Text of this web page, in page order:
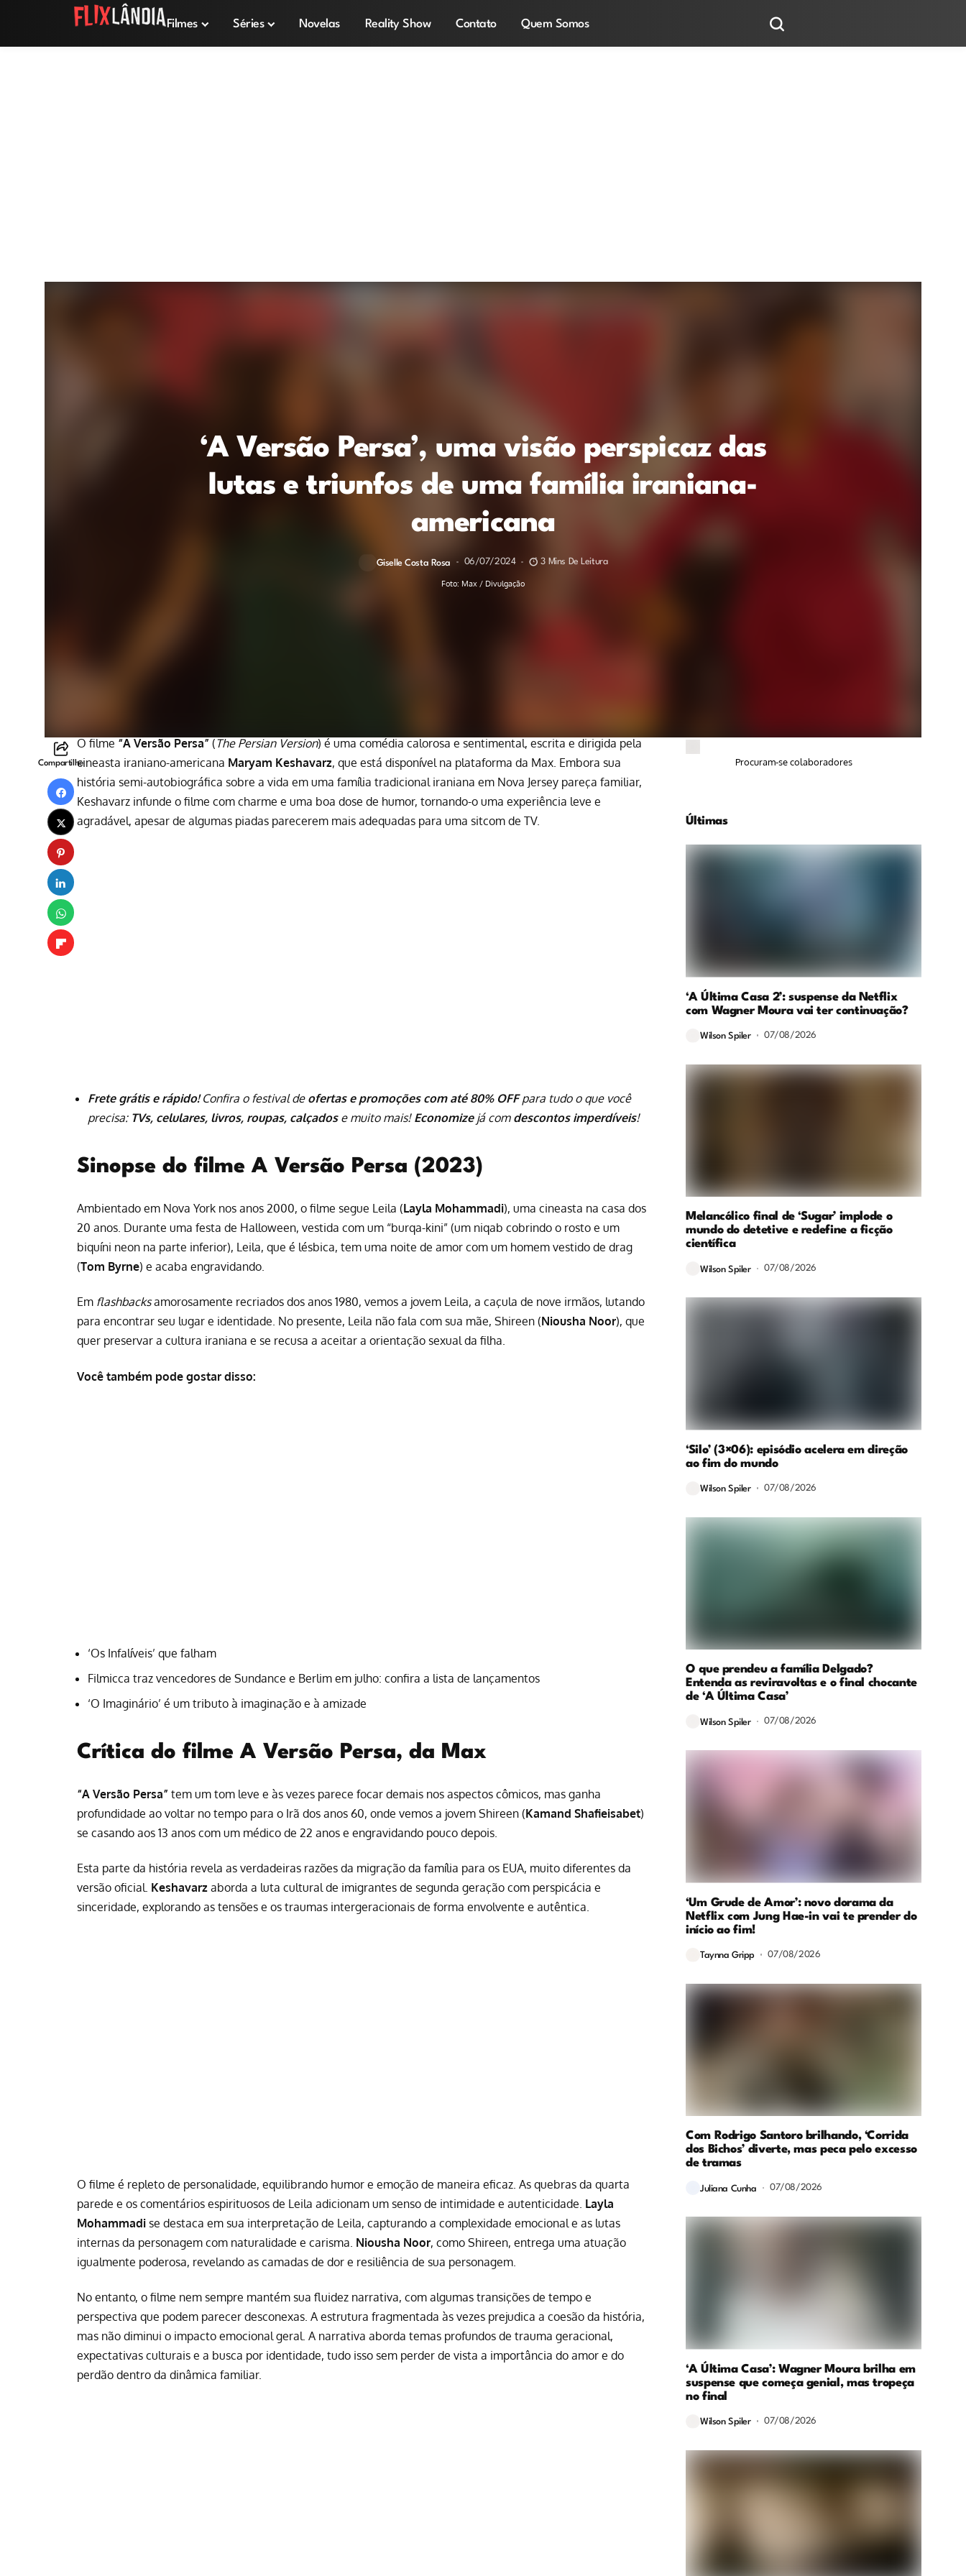
Filmes Séries Novelas Reality Show Contato Quem Somos
‘A Versão Persa’, uma visão perspicaz das
lutas e triunfos de uma família iraniana-
americana
Giselle Costa Rosa 06/07/2024 3 Mins De Leitura
Foto: Max / Divulgação
Compartilhe
O filme “A Versão Persa” (The Persian Version) é uma comédia calorosa e sentimental, escrita e dirigida pela
cineasta iraniano-americana Maryam Keshavarz, que está disponível na plataforma da Max. Embora sua
história semi-autobiográfica sobre a vida em uma família tradicional iraniana em Nova Jersey pareça familiar,
Keshavarz infunde o filme com charme e uma boa dose de humor, tornando-o uma experiência leve e
agradável, apesar de algumas piadas parecerem mais adequadas para uma sitcom de TV.
Frete grátis e rápido!Confira o festival de ofertas e promoções com até 80% OFFpara tudo o que você
precisa: TVs, celulares, livros, roupas, calçadose muito mais! Economizejá com descontos imperdíveis!
Sinopse do filme A Versão Persa (2023)
Ambientado em Nova York nos anos 2000, o filme segue Leila (Layla Mohammadi), uma cineasta na casa dos
20 anos. Durante uma festa de Halloween, vestida com um “burqa-kini” (um niqab cobrindo o rosto e um
biquíni neon na parte inferior), Leila, que é lésbica, tem uma noite de amor com um homem vestido de drag
(Tom Byrne) e acaba engravidando.
Em flashbacksamorosamente recriados dos anos 1980, vemos a jovem Leila, a caçula de nove irmãos, lutando
para encontrar seu lugar e identidade. No presente, Leila não fala com sua mãe, Shireen (Niousha Noor), que
quer preservar a cultura iraniana e se recusa a aceitar a orientação sexual da filha.
Você também pode gostar disso:
‘Os Infalíveis’ que falham
Filmicca traz vencedores de Sundance e Berlim em julho: confira a lista de lançamentos
‘O Imaginário’ é um tributo à imaginação e à amizade
Crítica do filme A Versão Persa, da Max
“A Versão Persa” tem um tom leve e às vezes parece focar demais nos aspectos cômicos, mas ganha
profundidade ao voltar no tempo para o Irã dos anos 60, onde vemos a jovem Shireen (Kamand Shafieisabet)
se casando aos 13 anos com um médico de 22 anos e engravidando pouco depois.
Esta parte da história revela as verdadeiras razões da migração da família para os EUA, muito diferentes da
versão oficial. Keshavarz aborda a luta cultural de imigrantes de segunda geração com perspicácia e
sinceridade, explorando as tensões e os traumas intergeracionais de forma envolvente e autêntica.
O filme é repleto de personalidade, equilibrando humor e emoção de maneira eficaz. As quebras da quarta
parede e os comentários espirituosos de Leila adicionam um senso de intimidade e autenticidade. Layla
Mohammadi se destaca em sua interpretação de Leila, capturando a complexidade emocional e as lutas
internas da personagem com naturalidade e carisma. Niousha Noor, como Shireen, entrega uma atuação
igualmente poderosa, revelando as camadas de dor e resiliência de sua personagem.
No entanto, o filme nem sempre mantém sua fluidez narrativa, com algumas transições de tempo e
perspectiva que podem parecer desconexas. A estrutura fragmentada às vezes prejudica a coesão da história,
mas não diminui o impacto emocional geral. A narrativa aborda temas profundos de trauma geracional,
expectativas culturais e a busca por identidade, tudo isso sem perder de vista a importância do amor e do
perdão dentro da dinâmica familiar.
Procuram-se colaboradores
Últimas
‘A Última Casa 2’: suspense da Netflix
com Wagner Moura vai ter continuação?
Wilson Spiler 07/08/2026
Melancólico final de ‘Sugar’ implode o
mundo do detetive e redefine a ficção
científica
Wilson Spiler 07/08/2026
‘Silo’ (3×06): episódio acelera em direção
ao fim do mundo
Wilson Spiler 07/08/2026
O que prendeu a família Delgado?
Entenda as reviravoltas e o final chocante
de ‘A Última Casa’
Wilson Spiler 07/08/2026
‘Um Grude de Amor’: novo dorama da
Netflix com Jung Hae-in vai te prender do
início ao fim!
Taynna Gripp 07/08/2026
Com Rodrigo Santoro brilhando, ‘Corrida
dos Bichos’ diverte, mas peca pelo excesso
de tramas
Juliana Cunha 07/08/2026
‘A Última Casa’: Wagner Moura brilha em
suspense que começa genial, mas tropeça
no final
Wilson Spiler 07/08/2026